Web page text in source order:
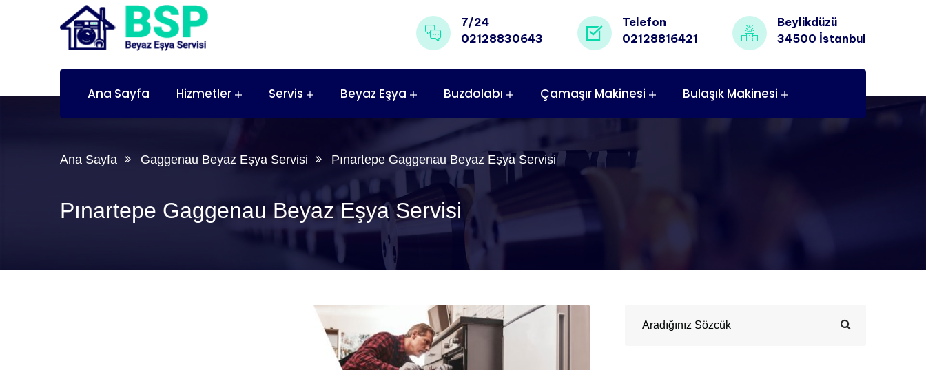
7/24
02128830643
Telefon
02128816421
Beylikdüzü
34500 İstanbul
Ana Sayfa Hizmetler Servis Beyaz Eşya Buzdolabı Çamaşır Makinesi Bulaşık Makinesi
Ana Sayfa Gaggenau Beyaz Eşya Servisi Pınartepe Gaggenau Beyaz Eşya Servisi
Pınartepe Gaggenau Beyaz Eşya Servisi